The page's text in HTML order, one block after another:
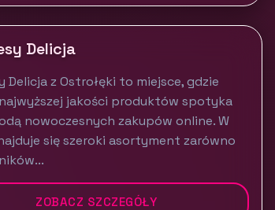
Delicja
Delicja z Ostrołęki to miejsce, gdzie
jakości produktów spotyka
nowoczesnych zakupów online. W
się szeroki asortyment zarówno
ZOBACZ SZCZEGÓŁY